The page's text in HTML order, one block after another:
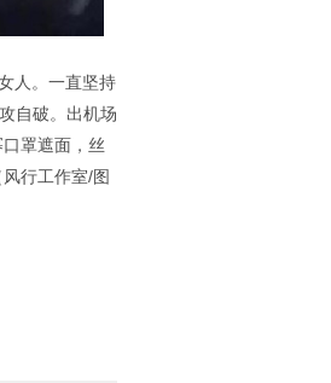
人。一直坚持
自破。出机场
罩遮面，丝
行工作室/图